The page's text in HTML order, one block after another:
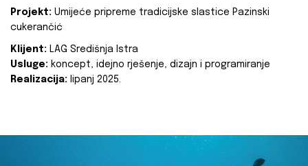
Projekt: Umijeće pripreme tradicijske slastice Pazinski
cukerančić
Klijent: LAG Središnja Istra
Usluge: koncept, idejno rješenje, dizajn i programiranje
Realizacija: lipanj 2025.